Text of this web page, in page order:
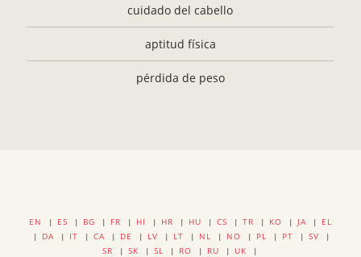
cuidado del cabello
aptitud física
pérdida de peso
EN | ES | BG | FR | HI | HR | HU | CS | TR | KO | JA | EL
| DA | IT | CA | DE | LV | LT | NL | NO | PL | PT | SV |
SR | SK | SL | RO | RU | UK |